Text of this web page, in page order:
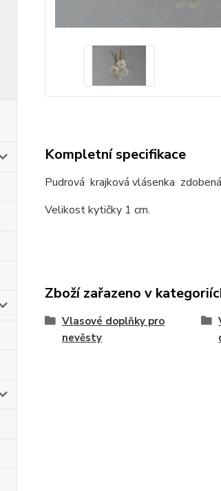
Kompletní specifikace
Pudrová krajková vlásenka
Velikost kytičky 1 cm.
Zboží zařazeno v
Vlasové doplňky pro
nevěsty